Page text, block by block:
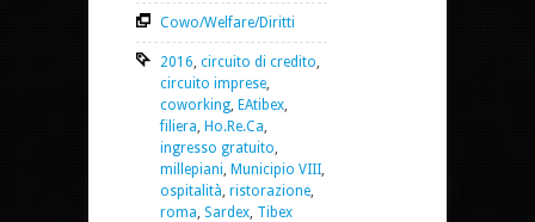
Cowo/Welfare/Diritti
2016 circuito di credito
circuito imprese
coworking EAtibex
filiera Ho.Re.Ca
ingresso gratuito
millepiani Municipio VIII
ospitalità ristorazione
roma Sardex Tibex